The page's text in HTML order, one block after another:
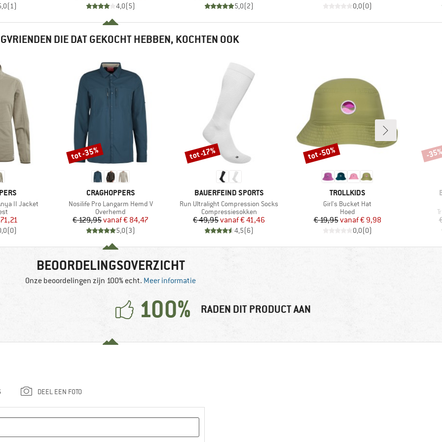
(1) 4,0(5) 5,0(2) 0,0(0)
DIE DAT GEKOCHT HEBBEN, KOCHTEN OOK
II Jacket
prijs
(0)
MERK
CRAGHOPPERS
Artikel
Nosilife Pro Langarm Hemd V
Productgroep
Overhemd
Prijs
€ 129,95 Verlaagde prijs
vanaf€ 84,47
5,0(3)
Korting
tot -35%
MERK
BAUERFEIND SPORTS
Artikel
Run Ultralight Compression Socks
Productgroep
Compressiesokken
Prijs
€ 49,95 Verlaagde prijs
vanaf€ 41,46
4,5(6)
Korting
tot -17%
MERK
TROLLKIDS
Artikel
Girl's Bucket Hat
Productgroep
Hoed
Prijs
€ 19,95 Verlaagde prijs
vanaf€ 9,98
0,0(0)
Korting
tot -50% -
BEOORDELINGSOVERZICHT
Onze beoordelingen zijn 100% echt. Meer informatie
100% RADEN DIT PRODUCT AAN
DEEL EEN FOTO